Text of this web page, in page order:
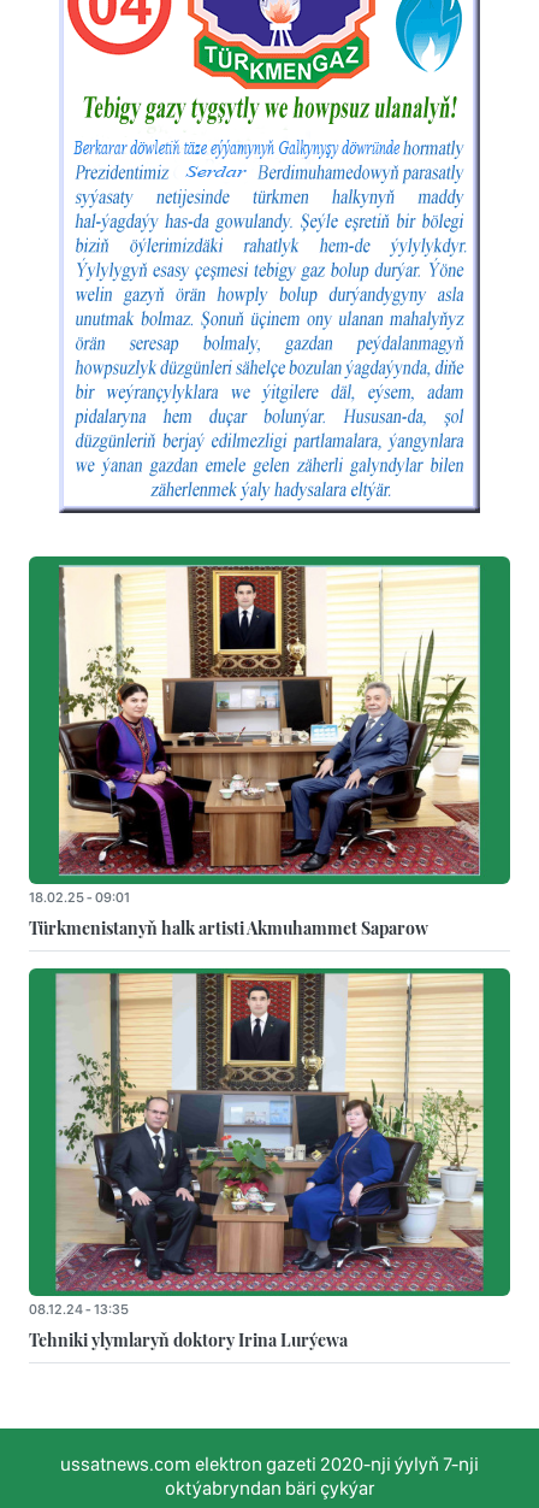
18.02.25 - 09:01
Türkmenistanyň halk artisti Akmuhammet Saparow
08.12.24 - 13:35
Tehniki ylymlaryň doktory Irina Lurýewa
ussatnews.com elektron gazeti 2020-nji ýylyň 7-nji
oktýabryndan bäri çykýar